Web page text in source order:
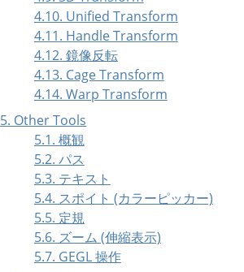
4.10. Unified Transform
4.11. Handle Transform
4.12. 鏡像反転
4.13. Cage Transform
4.14. Warp Transform
5. Other Tools
5.1. 概観
5.2. パス
5.3. テキスト
5.4. スポイト (カラーピッカー)
5.5. 定規
5.6. ズーム (伸縮表示)
5.7. GEGL 操作